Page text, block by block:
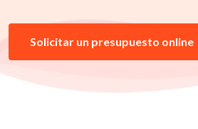
Solicitar un presupuesto online